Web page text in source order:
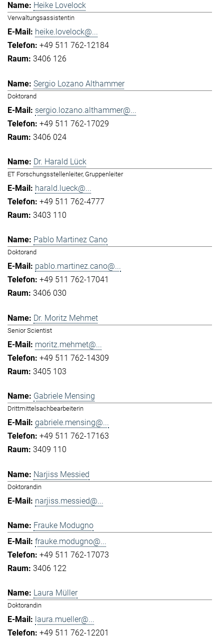
Heike Lovelock
Verwaltungsassistentin
heike.lovelock@...
+49 511 762-12184
3406 126
Sergio Lozano Althammer
Doktorand
sergio.lozano.althammer@...
+49 511 762-17029
3406 024
Dr. Harald Lück
ET Forschungsstellenleiter, Gruppenleiter
harald.lueck@...
+49 511 762-4777
3403 110
Pablo Martinez Cano
Doktorand
pablo.martinez.cano@...
+49 511 762-17041
3406 030
Dr. Moritz Mehmet
Senior Scientist
moritz.mehmet@...
+49 511 762-14309
3405 103
Gabriele Mensing
Drittmittelsachbearbeiterin
gabriele.mensing@...
+49 511 762-17163
3409 110
Narjiss Messied
Doktorandin
narjiss.messied@...
Frauke Modugno
frauke.modugno@...
+49 511 762-17073
3406 122
Laura Müller
Doktorandin
laura.mueller@...
+49 511 762-12201